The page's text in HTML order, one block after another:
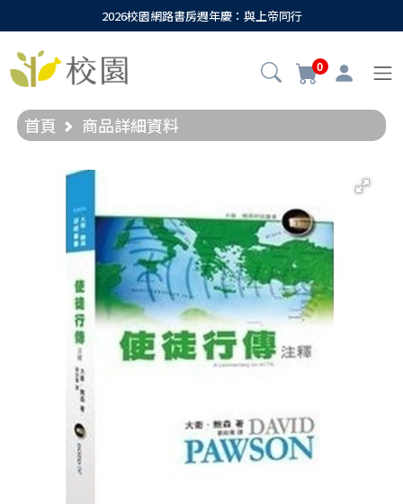
2026校園網路書房週年慶：與上帝同行
0
首頁 商品詳細資料